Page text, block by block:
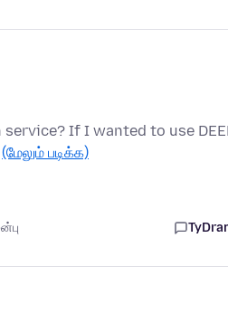
If I wanted to use
(மேலும் படிக்க)